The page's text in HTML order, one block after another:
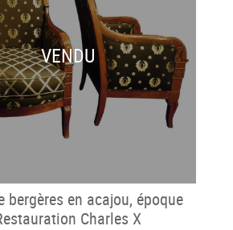
VENDU
bergères en acajou, époque
Charles X